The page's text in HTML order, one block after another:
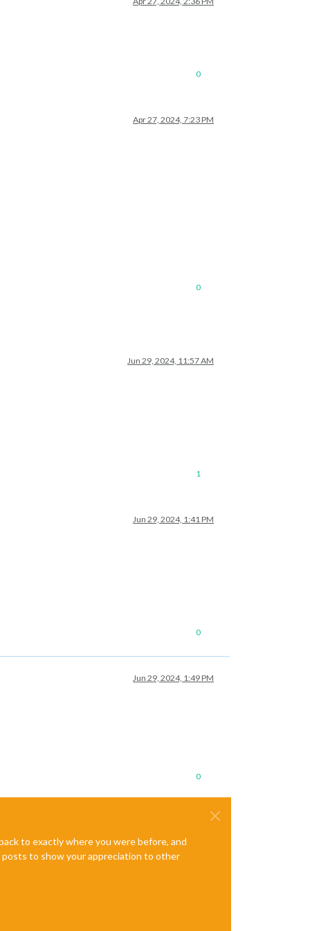
0
Apr 27, 2024, 7:23 PM
0
Jun 29, 2024, 11:57 AM
1
Jun 29, 2024, 1:41 PM
0
Jun 29, 2024, 1:49 PM
0
to exactly where you were before, and
posts to show your appreciation to other